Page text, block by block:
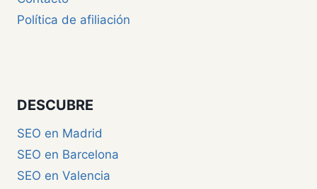
Política de afiliación
DESCUBRE
SEO en Madrid
SEO en Barcelona
SEO en Valencia